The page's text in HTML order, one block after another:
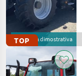
TOP
Macchina dimostrativa